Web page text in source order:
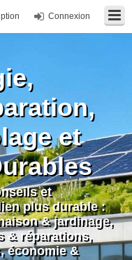
Connexion
et
et
plus durable :
& jardinage,
& réparations,
économie &